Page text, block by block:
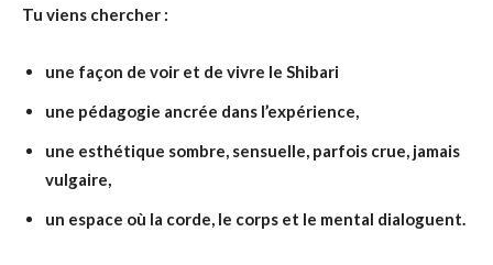
Tu viens chercher :
une façon de voir et de vivre le Shibari
une pédagogie ancrée dans l’expérience,
une esthétique sombre, sensuelle, parfois crue, jamais
vulgaire,
un espace où la corde, le corps et le mental dialoguent.